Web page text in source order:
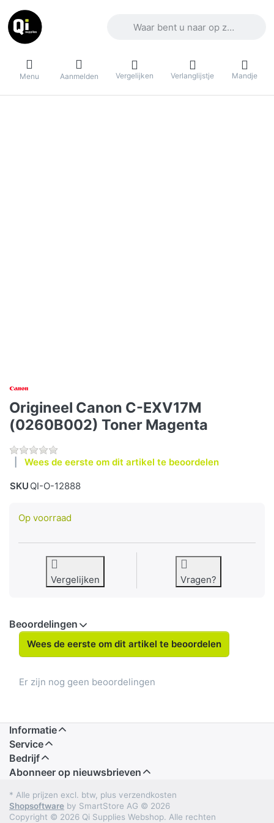
Menu Aanmelden Vergelijken Verlanglijstje Mandje
Origineel Canon C-EXV17M
(0260B002) Toner Magenta
Wees de eerste om dit artikel te beoordelen
SKU QI-O-12888
Op voorraad
Vergelijken Vragen?
Beoordelingen
Wees de eerste om dit artikel te beoordelen
Er zijn nog geen beoordelingen
Informatie
Service
Bedrijf
Abonneer op nieuwsbrieven
* Alle prijzen excl. btw, plus verzendkosten
Shopsoftware by SmartStore AG © 2026
Copyright © 2026 Qi Supplies Webshop. Alle rechten